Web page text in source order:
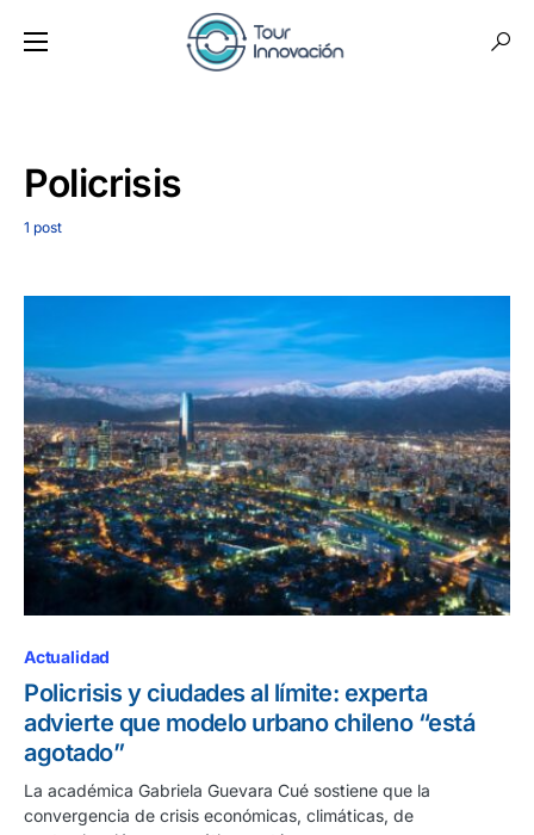
Policrisis
1 post
Actualidad
Policrisis y ciudades al límite: experta
advierte que modelo urbano chileno “está
agotado”
La académica Gabriela Guevara Cué sostiene que la
convergencia de crisis económicas, climáticas, de